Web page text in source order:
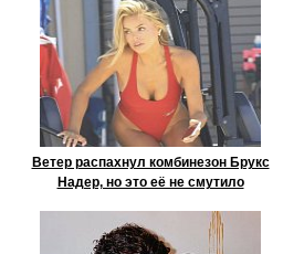
Ветер распахнул комбинезон Брукс
Надер, но это её не смутило